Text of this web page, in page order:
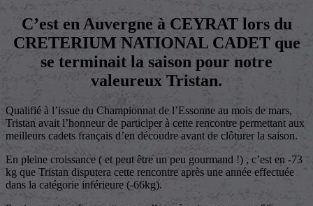
C’est en Auvergne à CEYRAT lors du
CRETERIUM NATIONAL CADET que
se terminait la saison pour notre
valeureux Tristan.
Qualifié à l’issue du Championnat de l’Essonne au mois de mars,
Tristan avait l’honneur de participer à cette rencontre permettant aux
meilleurs cadets français d’en découdre avant de clôturer la saison.
En pleine croissance ( et peut être un peu gourmand !) , c’est en -73
kg que Tristan disputera cette rencontre après une année effectuée
dans la catégorie inférieure (-66kg).